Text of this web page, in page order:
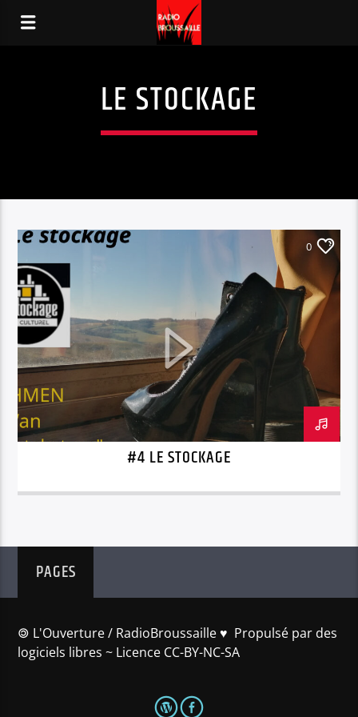
LE STOCKAGE
0
#4 LE STOCKAGE
PAGES
🄯 L'Ouverture / RadioBroussaille ♥️ Propulsé par des
logiciels libres ~ Licence CC-BY-NC-SA